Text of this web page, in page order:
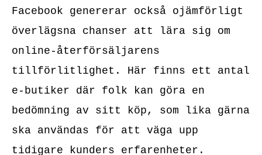
Facebook genererar också ojämförligt
överlägsna chanser att lära sig om
online-återförsäljarens
tillförlitlighet. Här finns ett antal
e-butiker där folk kan göra en
bedömning av sitt köp, som lika gärna
ska användas för att väga upp
tidigare kunders erfarenheter.